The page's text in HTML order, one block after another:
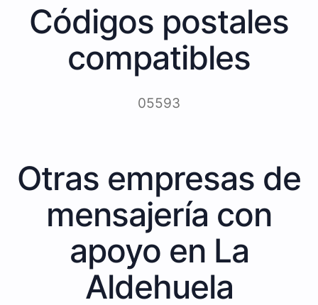
Códigos postales
compatibles
05593
Otras empresas de
mensajería con
apoyo en La
Aldehuela